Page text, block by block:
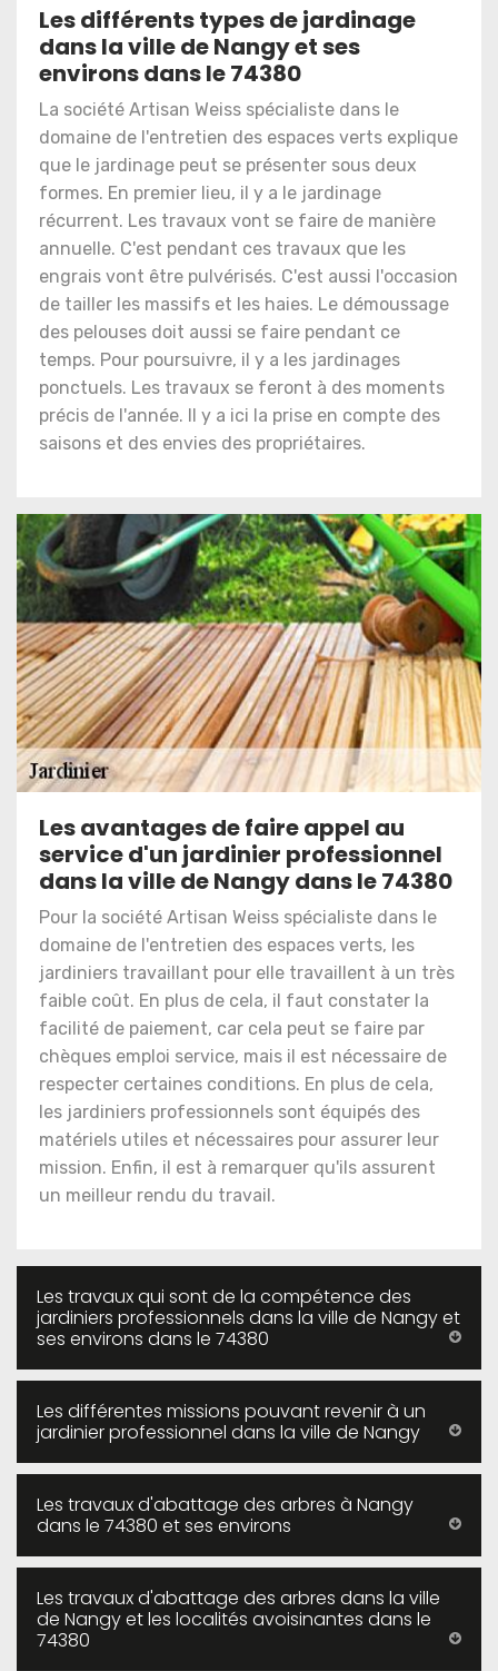
Les différents types de jardinage
dans la ville de Nangy et ses
environs dans le 74380
La société Artisan Weiss spécialiste dans le
domaine de l'entretien des espaces verts explique
que le jardinage peut se présenter sous deux
formes. En premier lieu, il y a le jardinage
récurrent. Les travaux vont se faire de manière
annuelle. C'est pendant ces travaux que les
engrais vont être pulvérisés. C'est aussi l'occasion
de tailler les massifs et les haies. Le démoussage
des pelouses doit aussi se faire pendant ce
temps. Pour poursuivre, il y a les jardinages
ponctuels. Les travaux se feront à des moments
précis de l'année. Il y a ici la prise en compte des
saisons et des envies des propriétaires.
Les avantages de faire appel au
service d'un jardinier professionnel
dans la ville de Nangy dans le 74380
Pour la société Artisan Weiss spécialiste dans le
domaine de l'entretien des espaces verts, les
jardiniers travaillant pour elle travaillent à un très
faible coût. En plus de cela, il faut constater la
facilité de paiement, car cela peut se faire par
chèques emploi service, mais il est nécessaire de
respecter certaines conditions. En plus de cela,
les jardiniers professionnels sont équipés des
matériels utiles et nécessaires pour assurer leur
mission. Enfin, il est à remarquer qu'ils assurent
un meilleur rendu du travail.
Les travaux qui sont de la compétence des
jardiniers professionnels dans la ville de Nangy et
ses environs dans le 74380
Les différentes missions pouvant revenir à un
jardinier professionnel dans la ville de Nangy
Les travaux d'abattage des arbres à Nangy
dans le 74380 et ses environs
Les travaux d'abattage des arbres dans la ville
de Nangy et les localités avoisinantes dans le
74380